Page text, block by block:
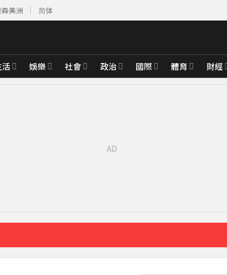
美洲 简体
活 娛樂 社會 政治 國際 體育 財經
先卡位 2027